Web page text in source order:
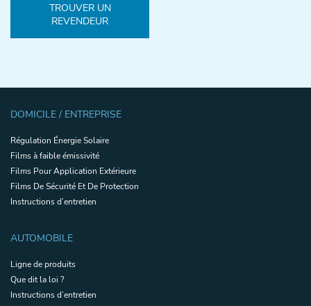
TROUVER UN
REVENDEUR
DOMICILE / ENTREPRISE
Régulation Énergie Solaire
Films à faible émissivité
Films Pour Application Extérieure
Films De Sécurité Et De Protection
Instructions d’entretien
AUTOMOBILE
Ligne de produits
Que dit la loi ?
Instructions d’entretien